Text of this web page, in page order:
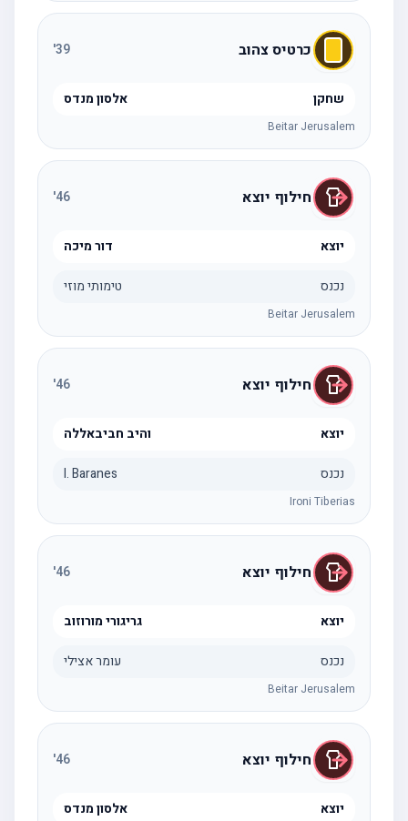
כרטיס צהוב 39
'
שחקן אלסון מנדס
Beitar Jerusalem
חילוף יוצא 46
'
יוצא דור מיכה
נכנס טימותי מוזי
Beitar Jerusalem
חילוף יוצא 46
'
יוצא והיב חביבאללה
נכנס I. Baranes
Ironi Tiberias
חילוף יוצא 46
'
יוצא גריגורי מורוזוב
נכנס עומר אצילי
Beitar Jerusalem
חילוף יוצא 46
'
יוצא אלסון מנדס